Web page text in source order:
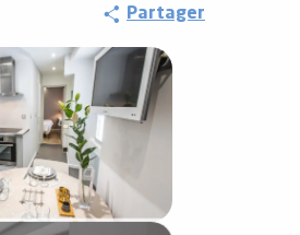
Partager